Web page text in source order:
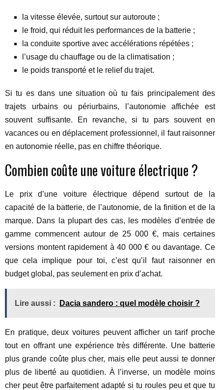
la vitesse élevée, surtout sur autoroute ;
le froid, qui réduit les performances de la batterie ;
la conduite sportive avec accélérations répétées ;
l’usage du chauffage ou de la climatisation ;
le poids transporté et le relief du trajet.
Si tu es dans une situation où tu fais principalement des
trajets urbains ou périurbains, l’autonomie affichée est
souvent suffisante. En revanche, si tu pars souvent en
vacances ou en déplacement professionnel, il faut raisonner
en autonomie réelle, pas en chiffre théorique.
Combien coûte une voiture électrique ?
Le prix d’une voiture électrique dépend surtout de la
capacité de la batterie, de l’autonomie, de la finition et de la
marque. Dans la plupart des cas, les modèles d’entrée de
gamme commencent autour de 25 000 €, mais certaines
versions montent rapidement à 40 000 € ou davantage. Ce
que cela implique pour toi, c’est qu’il faut raisonner en
budget global, pas seulement en prix d’achat.
Lire aussi : Dacia sandero : quel modèle choisir ?
En pratique, deux voitures peuvent afficher un tarif proche
tout en offrant une expérience très différente. Une batterie
plus grande coûte plus cher, mais elle peut aussi te donner
plus de liberté au quotidien. À l’inverse, un modèle moins
cher peut être parfaitement adapté si tu roules peu et que tu